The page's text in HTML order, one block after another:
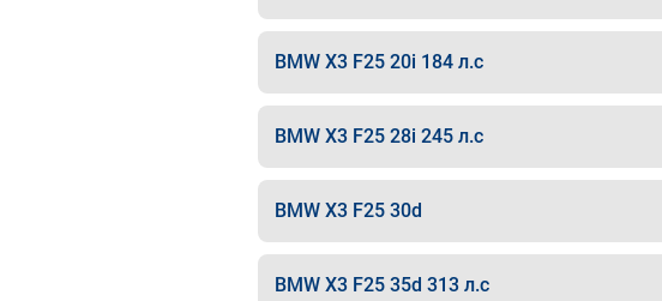
BMW X3 F25 20i 184 л.с
BMW X3 F25 28i 245 л.с
BMW X3 F25 30d
BMW X3 F25 35d 313 л.с